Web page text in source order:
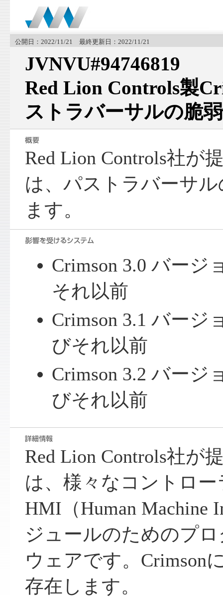
公開日：2022/11/21 最終更新日：2022/11/21
JVNVU#94746819
Red Lion Controls製
ストラバーサルの脆
Red Lion Controls社が
は、パストラバーサ
ます。
Crimson 3.0 バージ
それ以前
Crimson 3.1 バージ
びそれ以前
Crimson 3.2 バージ
びそれ以前
Red Lion Controls社が
は、様々なコントロー
HMI（Human Machine
ジュールのためのプ
ウェアです。Crimson
存在します。